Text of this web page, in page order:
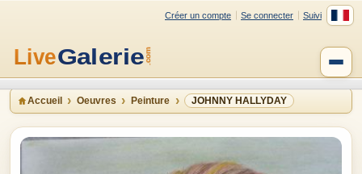
Créer un compte Se connecter Suivi
Accueil Oeuvres Peinture JOHNNY HALLYDAY